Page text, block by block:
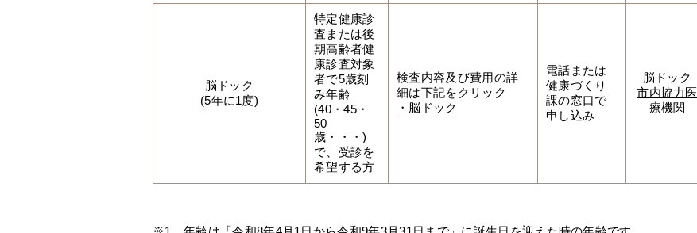
脳ドック
(5年に1度)
特定健康診
査または後
期高齢者健
康診査対象
者で5歳刻
み年齢
(40・45・
50
歳・・・)
で、受診を
希望する方
検査内容及び費用の詳
細は下記をクリック
・脳ドック
電話または
健康づくり
課の窓口で
申し込み
脳ドック
市内協力医
療機関